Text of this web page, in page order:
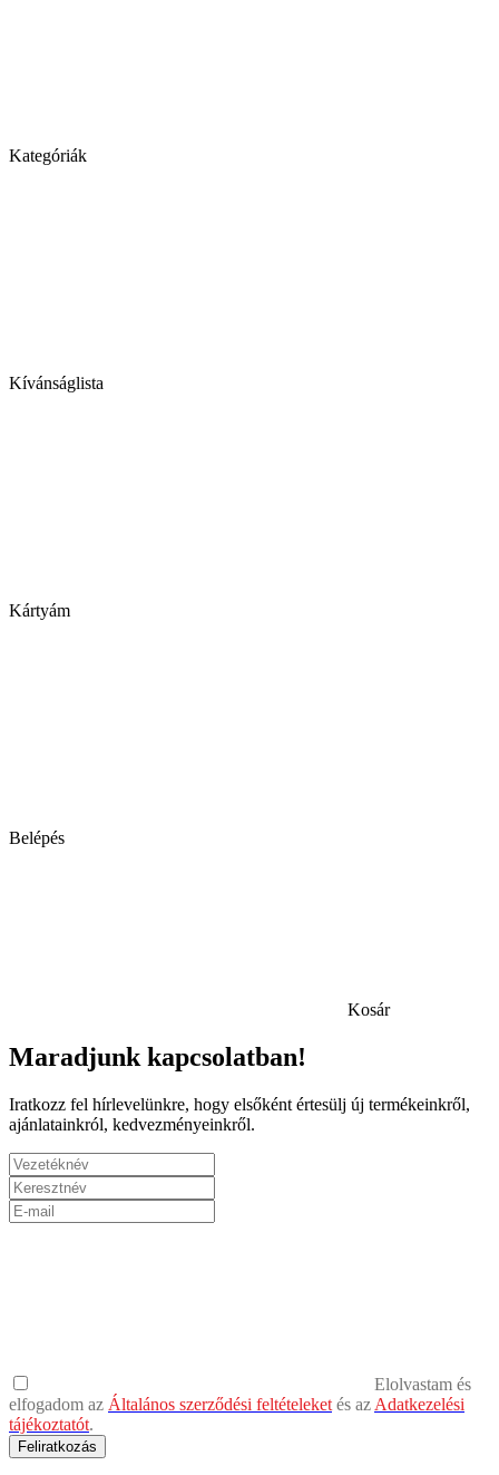
Kategóriák
Kívánságlista
Kártyám
Belépés
Kosár
Maradjunk kapcsolatban!
Iratkozz fel hírlevelünkre, hogy elsőként értesülj új termékeinkről,
ajánlatainkról, kedvezményeinkről.
Elolvastam és
elfogadom az Általános szerződési feltételeket és az Adatkezelési
tájékoztatót.
Feliratkozás